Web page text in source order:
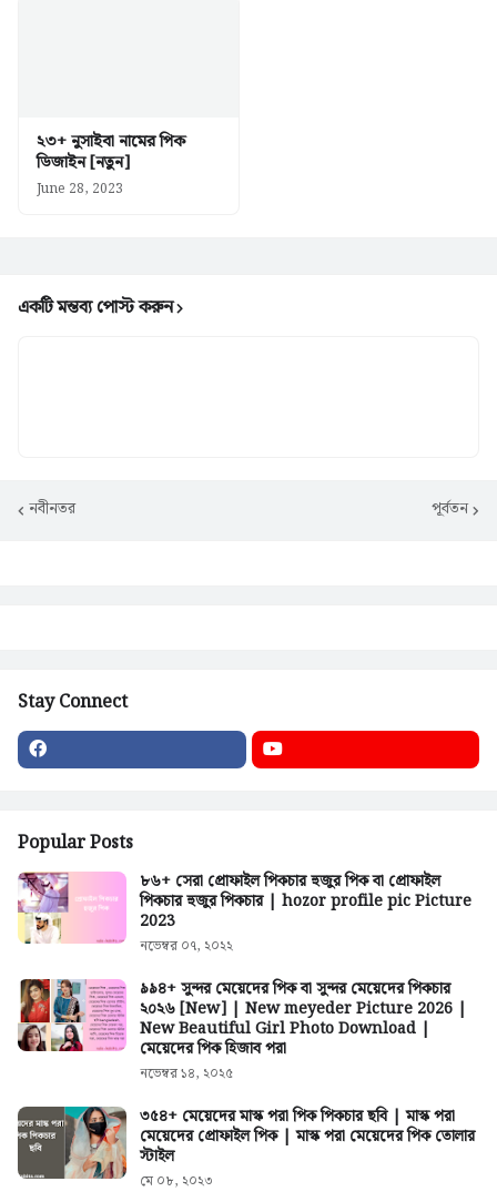
২৩+ নুসাইবা নামের পিক
ডিজাইন [নতুন]
June 28, 2023
একটি মন্তব্য পোস্ট করুন
নবীনতর পূর্বতন
Stay Connect
Popular Posts
৮৬+ সেরা প্রোফাইল পিকচার হুজুর পিক বা প্রোফাইল
পিকচার হুজুর পিকচার | hozor profile pic Picture
2023
নভেম্বর ০৭, ২০২২
৯৯৪+ সুন্দর মেয়েদের পিক বা সুন্দর মেয়েদের পিকচার
২০২৬ [New] | New meyeder Picture 2026 |
New Beautiful Girl Photo Download |
মেয়েদের পিক হিজাব পরা
নভেম্বর ১৪, ২০২৫
৩৫৪+ মেয়েদের মাস্ক পরা পিক পিকচার ছবি | মাস্ক পরা
মেয়েদের প্রোফাইল পিক | মাস্ক পরা মেয়েদের পিক তোলার
স্টাইল
মে ০৮, ২০২৩